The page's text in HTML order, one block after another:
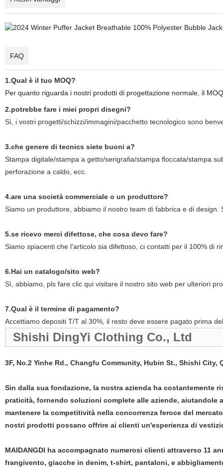
FAQ
1.Qual è il tuo MOQ?
Per quanto riguarda i nostri prodotti di progettazione normale, il
2.potrebbe fare i miei propri disegni?
Sì, i vostri progetti/schizzi/immagini/pacchetto tecnologico sono
3.che genere di tecnics siete buoni a?
Stampa digitale/stampa a getto/serigrafia/stampa floccata/stampa
perforazione a caldo, ecc.
4.are una società commerciale o un produttore?
Siamo un produttore, abbiamo il nostro team di fabbrica e di
5.se ricevo merci difettose, che cosa devo fare?
Siamo spiacenti che l'articolo sia difettoso, ci contatti per il 100% di
6.Hai un catalogo/sito web?
Sì, abbiamo, pls fare clic qui visitare il nostro sito web per ulteriori
7.Qual è il termine di pagamento?
Accettiamo depositi T/T al 30%, il resto deve essere pagato prima
Shishi DingYi Clothing Co., Ltd
3F, No.2 Yinhe Rd., Changfu Community, Hubin St., Shishi
Sin dalla sua fondazione, la nostra azienda ha
praticità, fornendo soluzioni complete alle aziende,
mantenere la competitività nella concorrenza feroce del
nostri prodotti possano offrire ai clienti un'esperienza di
MAIDANGDI ha accompagnato numerosi clienti attraverso 11
frangivento, giacche in denim, t-shirt, pantaloni, e